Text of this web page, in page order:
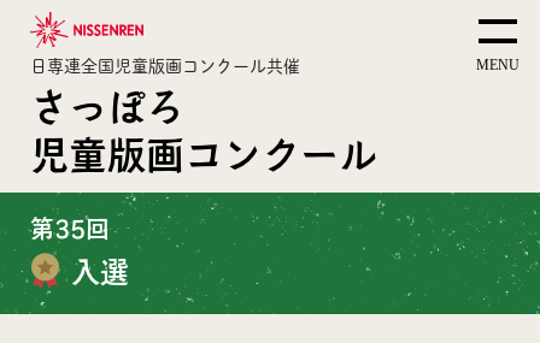
日専連全国児童版画コンクール共催
さっぽろ
児童版画コンクール
第35回
入選